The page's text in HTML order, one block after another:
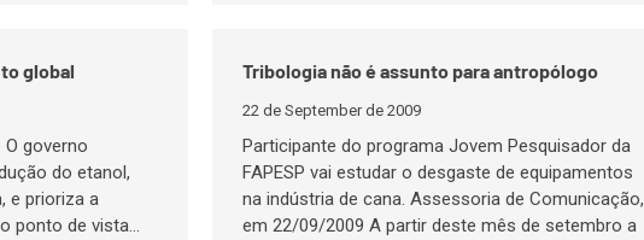
global
governo
do etanol,
e prioriza a
ponto de vista…
Tribologia não é assunto para antropólogo
22 de September de 2009
Participante do programa Jovem Pesquisador da
FAPESP vai estudar o desgaste de equipamentos
na indústria de cana. Assessoria de Comunicação,
em 22/09/2009 A partir deste mês de setembro a